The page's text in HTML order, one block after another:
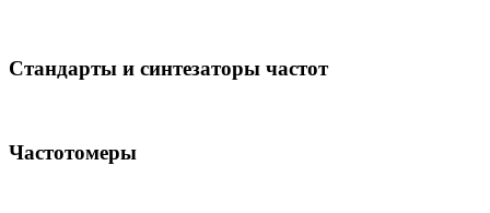
Стандарты и синтезаторы частот
Частотомеры